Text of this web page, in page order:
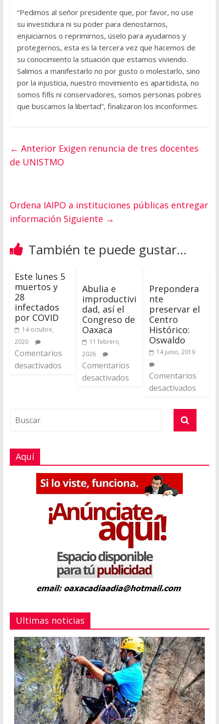
“Pedimos al señor presidente que, por favor, no use
su investidura ni su poder para denostarnos,
enjuiciarnos o reprimirnos, úselo para ayudarnos y
protegernos, esta es la tercera vez que hacemos de
su conocimiento la situación que estamos viviendo.
Salimos a manifestarlo no por gusto o molestarlo, sino
por la injusticia, nuestro movimiento es apartidista, no
somos fifís ni conservadores, somos personas pobres
que buscamos la libertad”, finalizaron los inconformes.
← AnteriorExigen renuncia de tres docentes
de UNISTMO
Ordena IAIPO a instituciones públicas entregar
información Siguiente →
También te puede gustar...
Este lunes 5
muertos y
28
infectados
por COVID
14 octubre,
2020
Comentarios
desactivados
Abulia e
improductivi
dad, así el
Congreso de
Oaxaca
11 febrero,
2026
Comentarios
desactivados
Prepondera
nte
preservar el
Centro
Histórico:
Oswaldo
14 junio, 2019
Comentarios
desactivados
Aquí
Ultimas noticias